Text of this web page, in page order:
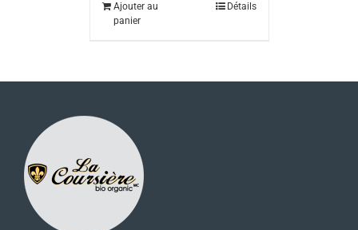
Ajouter au
panier
Détails